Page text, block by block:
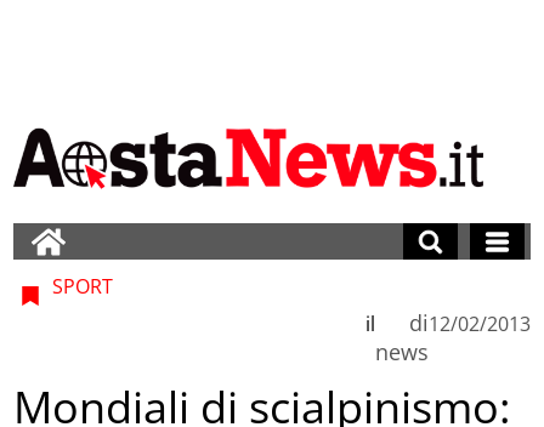
SPORT
di
news
il 12/02/2013
Mondiali di scialpinismo: